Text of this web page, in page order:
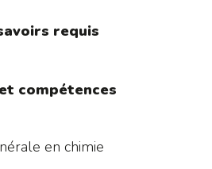
requis
compétences
en chimie